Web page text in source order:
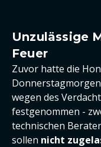
Unzulässige
Feuer
Zuvor hatte die
wegen des
festgenommen -
technischen
sollen nicht